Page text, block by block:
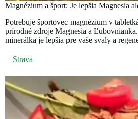
Magnézium a šport: Je lepšia Magnesia
Potrebuje športovec magnézium v
prírodné zdroje Magnesia a
minerálka je lepšia pre vaše svaly a
Strava